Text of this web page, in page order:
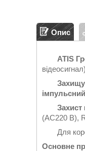
Опис
ATIS
Захист
(AC220 В),
Для
Основне